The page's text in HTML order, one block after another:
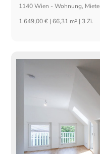
1140 Wien -Wohnung, Miete
1.649,00 € | 66,31 m² | 3 Zi.